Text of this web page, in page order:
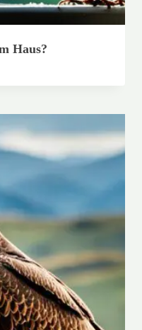
Haus?